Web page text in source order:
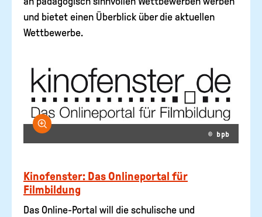
und bietet einen Überblick über die aktuellen
Wettbewerbe.
Bild vergrößern
© bpb
Kinofenster: Das Onlineportal für
Filmbildung
Das Online-Portal will die schulische und